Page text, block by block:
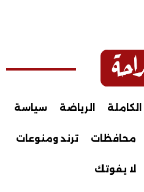
الرياضة سياسة
محافظات ترند ومنوعات
لا يفوتك